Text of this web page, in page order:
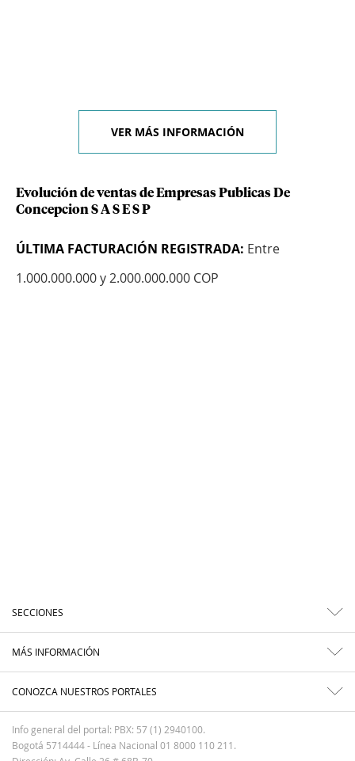
VER MÁS INFORMACIÓN
Evolución de ventas de Empresas Publicas De
Concepcion S A S E S P
ÚLTIMA FACTURACIÓN REGISTRADA: Entre
1.000.000.000 y 2.000.000.000 COP
SECCIONES
MÁS INFORMACIÓN
CONOZCA NUESTROS PORTALES
Info general del portal: PBX: 57 (1) 2940100.
Bogotá 5714444 - Línea Nacional 01 8000 110 211.